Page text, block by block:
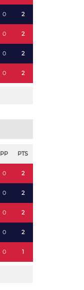
0 2
0 2
0 2
0 2
PP PTS
0 2
0 2
0 2
0 2
0 1